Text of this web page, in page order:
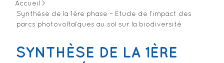
Accueil
>
Synthèse de la 1ère phase – Étude de l’impact des
parcs photovoltaïques au sol sur la biodiversité
SYNTHÈSE DE LA 1ÈRE